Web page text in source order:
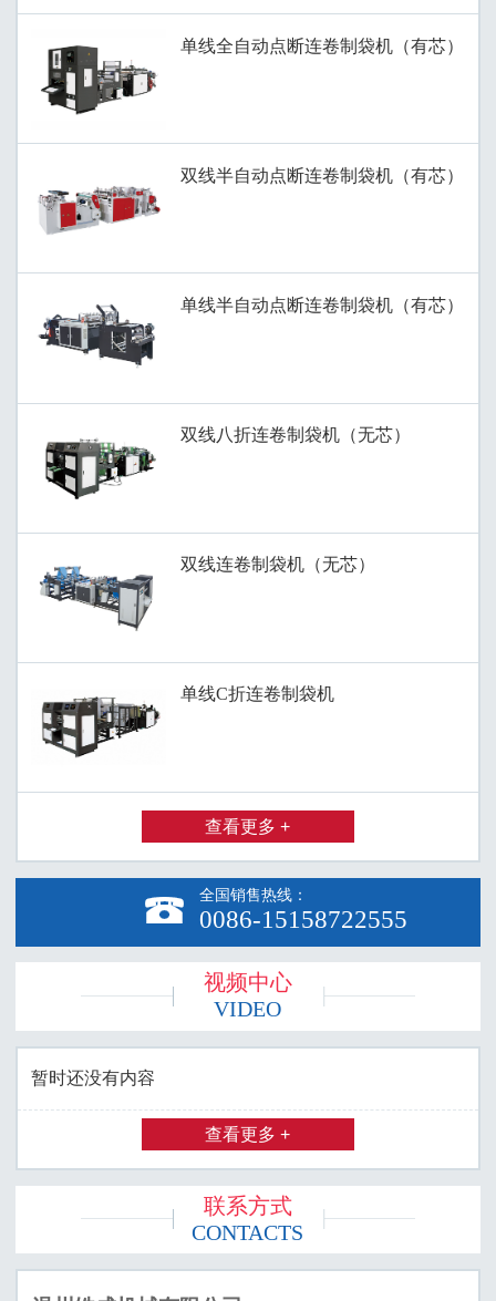
单线全自动点断连卷制袋机（有芯）
双线半自动点断连卷制袋机（有芯）
单线半自动点断连卷制袋机（有芯）
双线八折连卷制袋机（无芯）
双线连卷制袋机（无芯）
单线C折连卷制袋机
查看更多 +
 全国销售热线：
0086-15158722555
视频中心
VIDEO
暂时还没有内容
查看更多 +
联系方式
CONTACTS